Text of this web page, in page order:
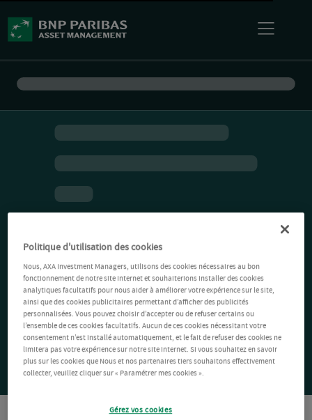
Politique d'utilisation des cookies
Nous, AXA Investment Managers, utilisons des cookies nécessaires au bon
fonctionnement de notre site Internet et souhaiterions installer des cookies
analytiques facultatifs pour nous aider à améliorer votre expérience sur le site,
ainsi que des cookies publicitaires permettant d’afficher des publicités
personnalisées. Vous pouvez choisir d’accepter ou de refuser certains ou
l’ensemble de ces cookies facultatifs. Aucun de ces cookies nécessitant votre
consentement n’est installé automatiquement, et le fait de refuser des cookies ne
limitera pas votre expérience sur notre site Internet. Si vous souhaitez en savoir
plus sur les cookies que Nous et nos partenaires tiers souhaitons effectivement
collecter, veuillez cliquer sur « Paramétrer mes cookies ».
Gérez vos cookies